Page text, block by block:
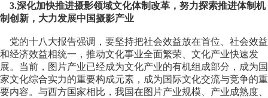
3.深化加快推进摄影领域文化体制改革，努力探索推进体制机
制创新，大力发展中国摄影产业
党的十八大报告强调，要坚持把社会效益放在首位、社会效益
和经济效益相统一，推动文化事业全面繁荣、文化产业快速发
展。当前，图片产业已经成为文化产业的有机组成部分，成为国
家文化综合实力的重要构成元素，成为国际文化交流与竞争的重
要内容。与西方国家相比，我国在图片产业规模、产业成熟度、